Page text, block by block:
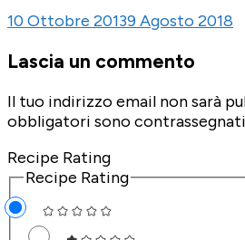
10 Ottobre 20139 Agosto 2018
Lascia un commento
Il tuo indirizzo email non sarà
obbligatori sono contrassegnati
Recipe Rating
Recipe Rating